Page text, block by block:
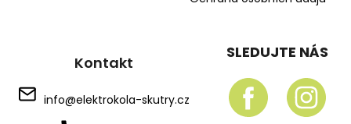
Kontakt
info@elektrokola-skutry.cz
SLEDUJTE NÁS